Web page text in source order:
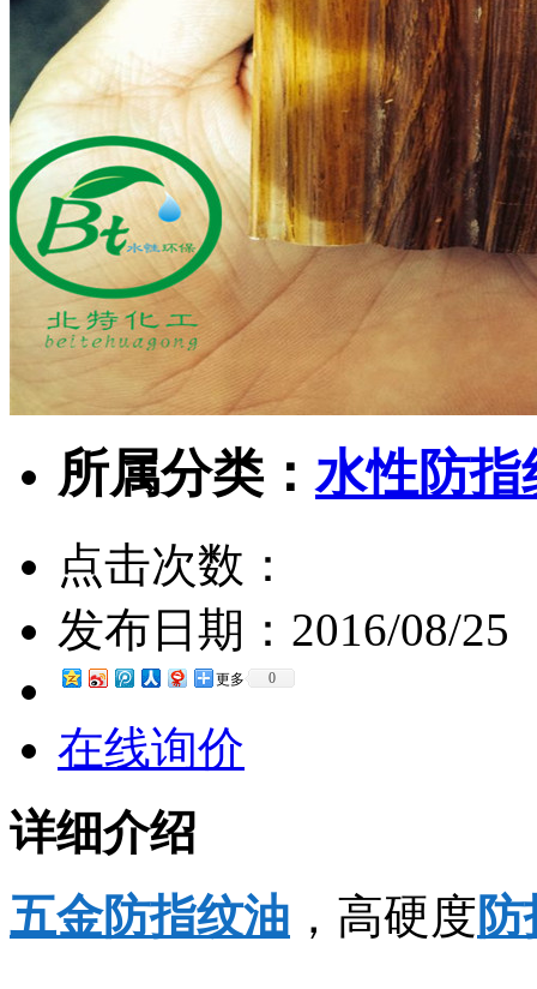
所属分类：水性防指
点击次数：
发布日期： 2016/08/25
更多 0
在线询价
详细介绍
五金防指纹油 ，高硬度